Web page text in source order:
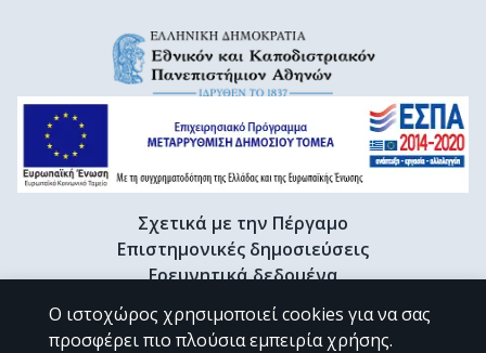
Σχετικά με την Πέργαμο
Επιστημονικές δημοσιεύσεις
Ερευνητικά δεδομένα
Διδακτορικές διατριβές & Γκρίζα βιβλιογραφία
Προφίλ Ερευνητή
Ο ιστοχώρος χρησιμοποιεί cookies για να σας
προσφέρει πιο πλούσια εμπειρία χρήσης.